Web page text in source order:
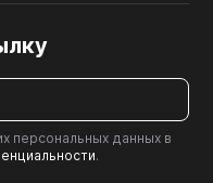
персональных данных в
.